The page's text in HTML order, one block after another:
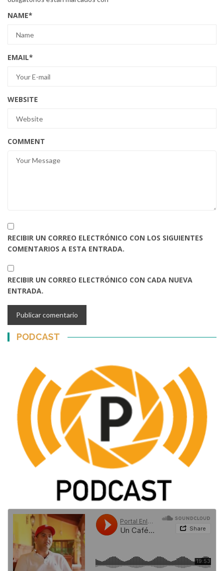
NAME*
EMAIL*
WEBSITE
COMMENT
RECIBIR UN CORREO ELECTRÓNICO CON LOS SIGUIENTES
COMENTARIOS A ESTA ENTRADA.
RECIBIR UN CORREO ELECTRÓNICO CON CADA NUEVA
ENTRADA.
PODCAST